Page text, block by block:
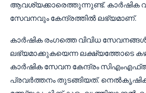
ആവശ്യക്കാരെത്തുന്നുണ്ട്. കാർഷിക
സേവനവും കേന്ദ്രത്തിൽ ലഭ്യമാണ്.
കാർഷിക രംഗത്തെ വിവിധ
ലഭ്യമാക്കുകയെന്ന ലക്ഷ്യത്തോടെ
കാർഷിക സേവന കേന്ദ്രം
പ്രവർത്തനം തുടങ്ങിയത്.